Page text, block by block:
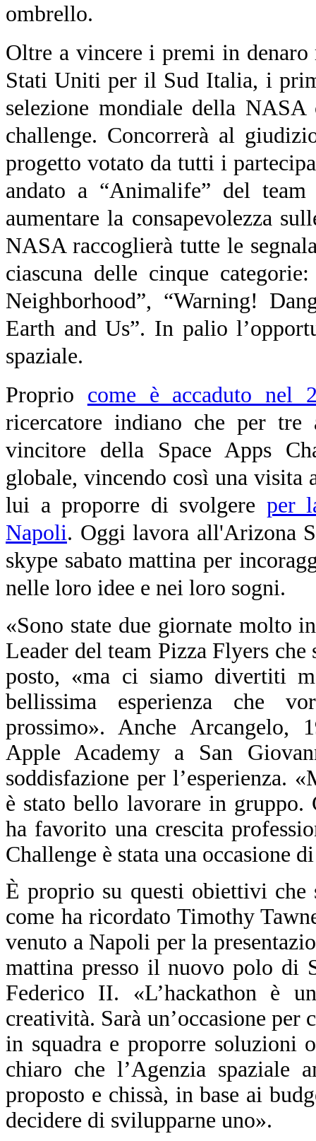
ombrello.
Oltre a vincere i premi in denaro
Stati Uniti per il Sud Italia, i
selezione mondiale della
challenge. Concorrerà al
progetto votato da tutti i
andato a “Animalife” del team
aumentare la consapevolezza
NASA raccoglierà tutte le
ciascuna delle cinque
Neighborhood”, “Warning!
Earth and Us”. In palio
spaziale.
Proprio come è accaduto nel
ricercatore indiano che per
vincitore della Space Apps
globale, vincendo così una visita
lui a proporre di svolgere per
Napoli. Oggi lavora all'Arizona
skype sabato mattina per
nelle loro idee e nei loro sogni.
«Sono state due giornate molto
Leader del team Pizza Flyers
posto, «ma ci siamo divertiti
bellissima esperienza che
prossimo». Anche Arcangelo,
Apple Academy a San
soddisfazione per l’esperienza.
è stato bello lavorare in gruppo.
ha favorito una crescita
Challenge è stata una occasione
È proprio su questi obiettivi che
come ha ricordato Timothy
venuto a Napoli per la
mattina presso il nuovo polo di
Federico II. «L’hackathon è
creatività. Sarà un’occasione
in squadra e proporre
chiaro che l’Agenzia spaziale
proposto e chissà, in base ai
decidere di svilupparne uno».